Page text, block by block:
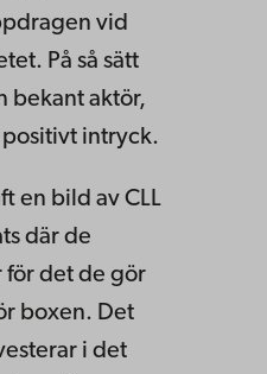
vid
På så sätt
bekant aktör,
intryck.
en bild av CLL
där de
för det de gör
boxen. Det
i det